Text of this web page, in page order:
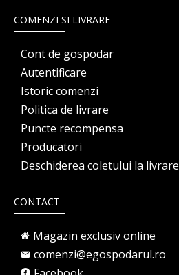
COMENZI SI LIVRARE
Cont de gospodar
Autentificare
Istoric comenzi
Politica de livrare
Puncte recompensa
Producatori
Deschiderea coletului la livrare
CONTACT
Magazin exclusiv online
comenzi@egospodarul.ro